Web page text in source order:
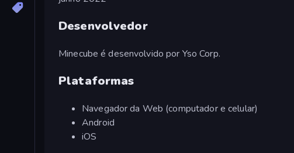
Desenvolvedor
Minecube é desenvolvido por Yso Corp.
Plataformas
Navegador da Web (computador e celular)
Android
iOS